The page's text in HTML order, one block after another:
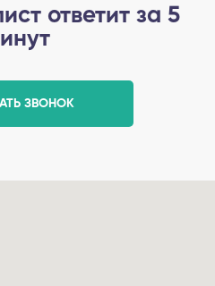
ответит за 5
ЗВОНОК